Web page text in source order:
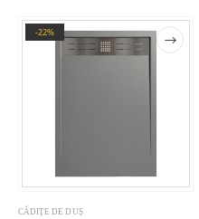
-22%
CĂDIȚE DE DUȘ